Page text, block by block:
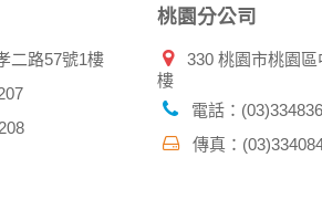
產品、服務的特定使用指南。
查閱他人資料時，請務必向警政單位
二路57號1樓
桃園分公司
330 桃園市桃園
樓
電話：
傳真：